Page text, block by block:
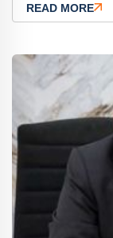
READ MORE